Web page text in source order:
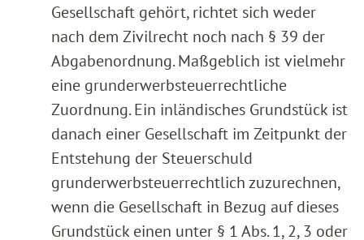
Gesellschaft gehört, richtet sich weder
nach dem Zivilrecht noch nach § 39 der
Abgabenordnung. Maßgeblich ist vielmehr
eine grunderwerbsteuerrechtliche
Zuordnung. Ein inländisches Grundstück ist
danach einer Gesellschaft im Zeitpunkt der
Entstehung der Steuerschuld
grunderwerbsteuerrechtlich zuzurechnen,
wenn die Gesellschaft in Bezug auf dieses
Grundstück einen unter § 1 Abs. 1, 2, 3 oder